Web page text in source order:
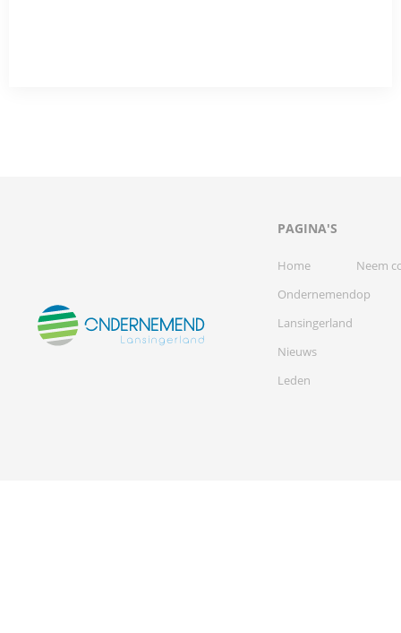
PAGINA'S
Home
Ondernemend
Lansingerland
Nieuws
Leden
Neem
op